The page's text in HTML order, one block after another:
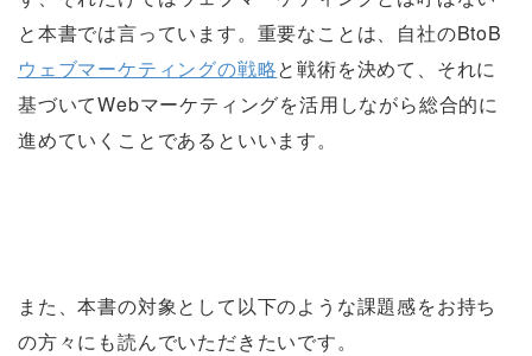
と本書では言っています。重要なことは、自社のBtoB
ウェブマーケティングの戦略と戦術を決めて、それに
基づいてWebマーケティングを活用しながら総合的に
進めていくことであるといいます。
また、本書の対象として以下のような課題感をお持ち
の方々にも読んでいただきたいです。